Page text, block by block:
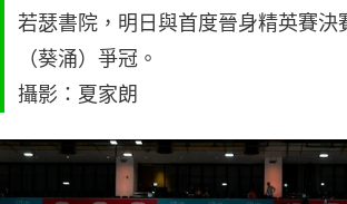
若瑟書院，明日與首度晉身精英賽決
（葵涌）爭冠。
攝影：夏家朗